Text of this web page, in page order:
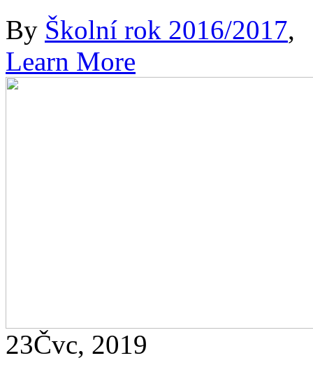
By Školní rok 2016/2017,
Learn More
23Čvc, 2019